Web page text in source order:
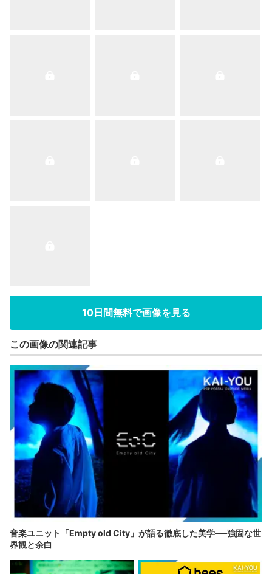
10日間無料で画像を見る
この画像の関連記事
音楽ユニット「Empty old City」が語る徹底した美学──強固な世
界観と余白